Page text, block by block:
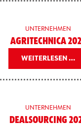
UNTERNEHMEN
AGRITECHNICA
WEITERLESEN …
UNTERNEHMEN
DEALSOURCING